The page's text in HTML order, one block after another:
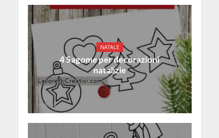
NATALE
4 Sagome per decorazioni
natalizie